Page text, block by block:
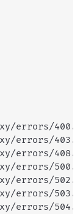
errors/
errors/
errors/
errors/
errors/
errors/
errors/